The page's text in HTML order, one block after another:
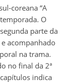
O
parte da
acompanhado
na trama.
no final da 2ª
indica